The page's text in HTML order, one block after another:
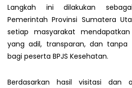
Langkah ini dilakukan
Pemerintah Provinsi Sumatera
setiap masyarakat
yang adil, transparan, dan tanpa
bagi peserta BPJS Kesehatan.
Berdasarkan hasil visitasi dan